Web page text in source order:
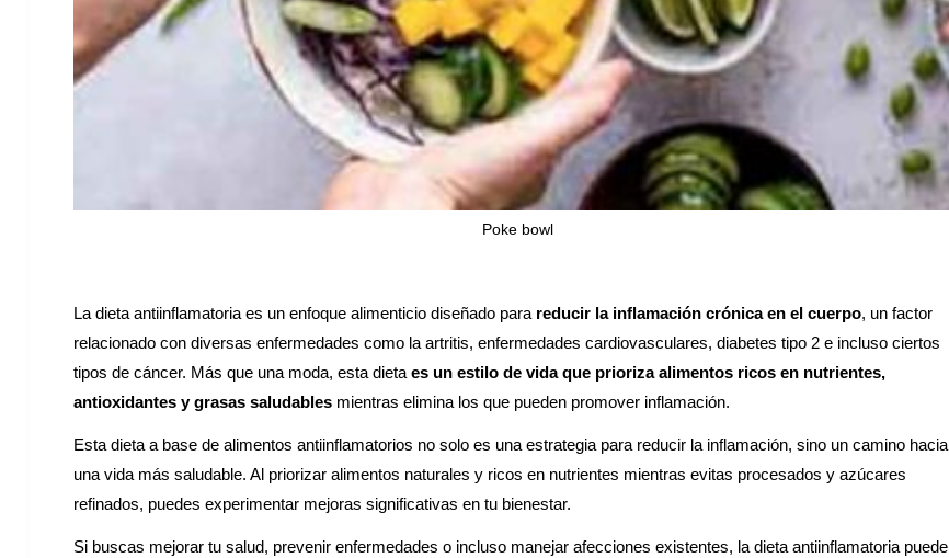
Poke bowl
La dieta antiinflamatoria es un enfoque alimenticio diseñado para reducir la inflamación crónica en el cuerpo, un factor
relacionado con diversas enfermedades como la artritis, enfermedades cardiovasculares, diabetes tipo 2 e incluso ciertos
tipos de cáncer. Más que una moda, esta dieta es un estilo de vida que prioriza alimentos ricos en nutrientes,
antioxidantes y grasas saludables mientras elimina los que pueden promover inflamación.
Esta dieta a base de alimentos antiinflamatorios no solo es una estrategia para reducir la inflamación, sino un camino hacia
una vida más saludable. Al priorizar alimentos naturales y ricos en nutrientes mientras evitas procesados y azúcares
refinados, puedes experimentar mejoras significativas en tu bienestar.
Si buscas mejorar tu salud, prevenir enfermedades o incluso manejar afecciones existentes, la dieta antiinflamatoria puede